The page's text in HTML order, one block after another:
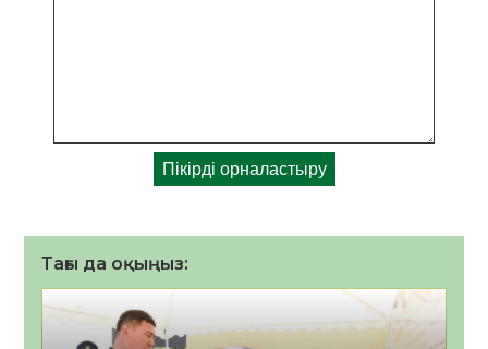
Тағы да оқыңыз: